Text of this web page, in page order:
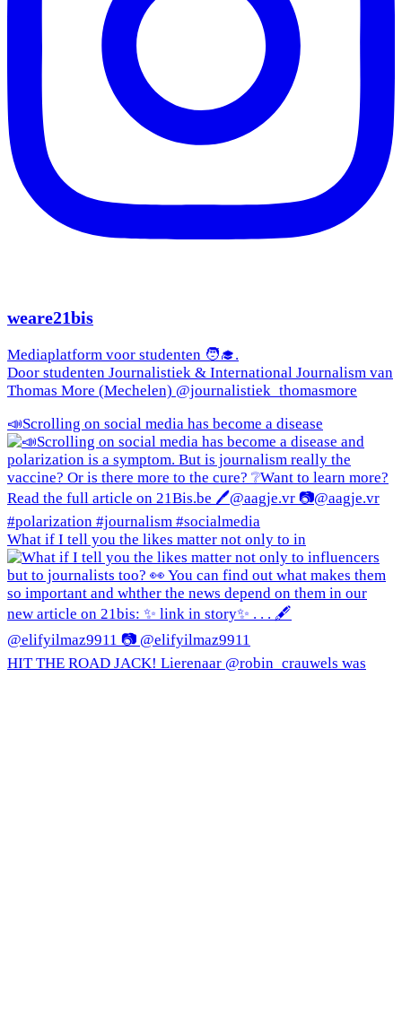
weare21bis
Mediaplatform voor studenten 🧑‍🎓.
Door studenten Journalistiek & International Journalism van
Thomas More (Mechelen) @journalistiek_thomasmore
📣Scrolling on social media has become a disease
What if I tell you the likes matter not only to in
HIT THE ROAD JACK! Lierenaar @robin_crauwels was